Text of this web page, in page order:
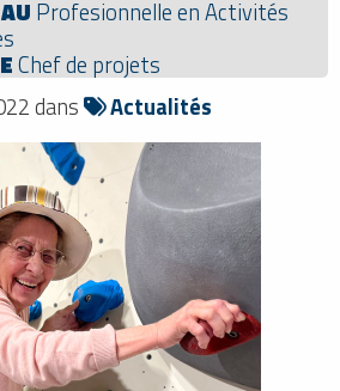
Profesionnelle en Activités
Chef de projets
dans
Actualités